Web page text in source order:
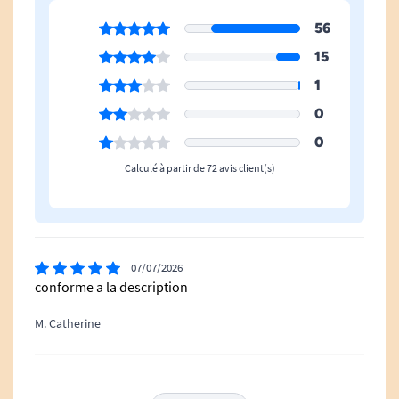
Retrouvez toutes nos aides Alzheimer.
Découvrez nos horloges Alzheimer.
56
15
1
0
0
Calculé à partir de 72 avis client(s)
07/07/2026
conforme a la description
M. Catherine